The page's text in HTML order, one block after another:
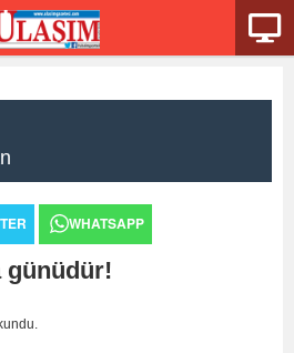
WHATSAPP
günüdür!